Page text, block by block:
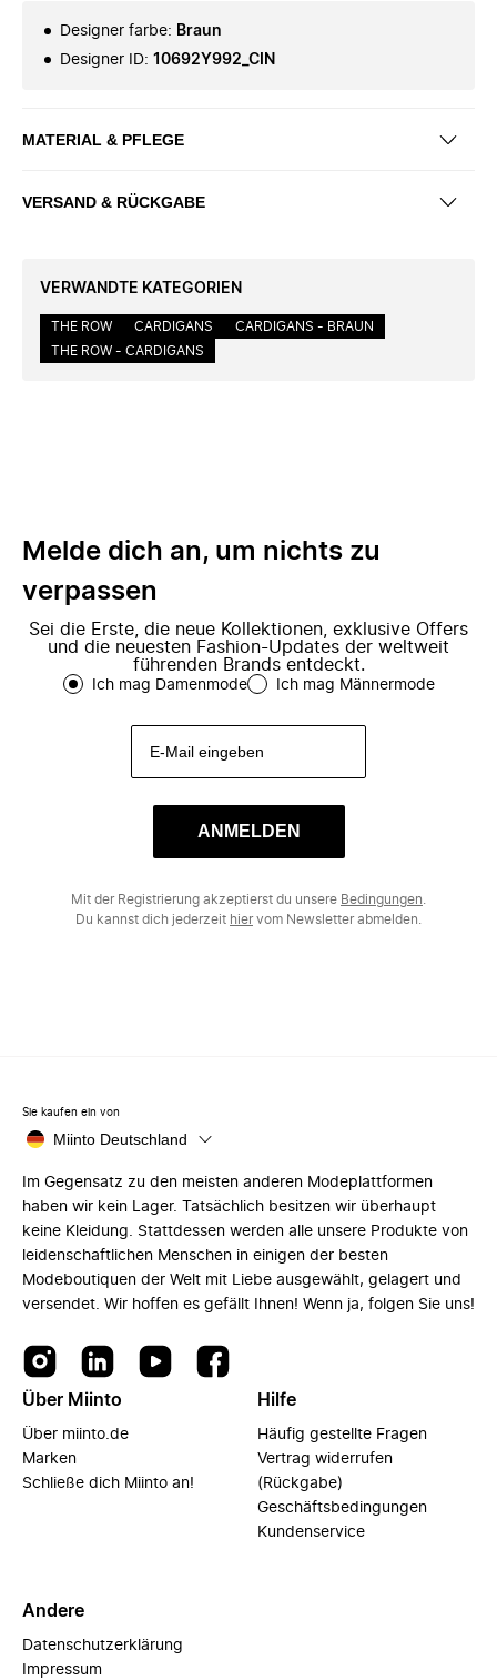
Designer farbe: Braun
Designer ID: 10692Y992_CIN
MATERIAL & PFLEGE
VERSAND & RÜCKGABE
VERWANDTE KATEGORIEN
THE ROW CARDIGANS
CARDIGANS - BRAUN
THE ROW - CARDIGANS
Melde dich an, um nichts zu
verpassen
Sei die Erste, die neue Kollektionen, exklusive Offers
und die neuesten Fashion-Updates der weltweit
führenden Brands entdeckt.
Ich mag Damenmode Ich mag Männermode
ANMELDEN
Mit der Registrierung akzeptierst du unsere Bedingungen
Du kannst dich jederzeit hiervom Newsletter abmelden.
Sie kaufen ein von
Miinto Deutschland
Im Gegensatz zu den meisten anderen Modeplattformen
haben wir kein Lager. Tatsächlich besitzen wir überhaupt
keine Kleidung. Stattdessen werden alle unsere Produkte von
leidenschaftlichen Menschen in einigen der besten
Modeboutiquen der Welt mit Liebe ausgewählt, gelagert und
versendet. Wir hoffen es gefällt Ihnen! Wenn ja, folgen Sie uns!
Über Miinto
Über miinto.de
Marken
Schließe dich Miinto an!
Hilfe
Häufig gestellte Fragen
Vertrag widerrufen
(Rückgabe)
Geschäftsbedingungen
Kundenservice
Andere
Datenschutzerklärung
Impressum